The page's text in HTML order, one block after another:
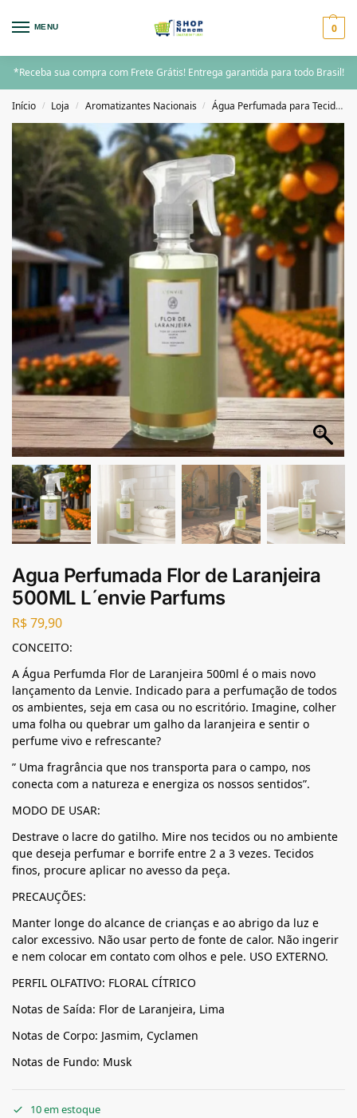
MENU 0
*Receba sua compra com Frete Grátis! Entrega garantida para todo Brasil!
Início / Loja / Aromatizantes Nacionais / Água Perfumada para Tecidos
Agua Perfumada Flor de Laranjeira
500ML L´envie Parfums
R$79,90
CONCEITO:
A Água Perfumda Flor de Laranjeira 500ml é o mais novo
lançamento da Lenvie. Indicado para a perfumação de todos
os ambientes, seja em casa ou no escritório. Imagine, colher
uma folha ou quebrar um galho da laranjeira e sentir o
perfume vivo e refrescante?
” Uma fragrância que nos transporta para o campo, nos
conecta com a natureza e energiza os nossos sentidos”.
MODO DE USAR:
Destrave o lacre do gatilho. Mire nos tecidos ou no ambiente
que deseja perfumar e borrife entre 2 a 3 vezes. Tecidos
finos, procure aplicar no avesso da peça.
PRECAUÇÕES:
Manter longe do alcance de crianças e ao abrigo da luz e
calor excessivo. Não usar perto de fonte de calor. Não ingerir
e nem colocar em contato com olhos e pele. USO EXTERNO.
PERFIL OLFATIVO: FLORAL CÍTRICO
Notas de Saída: Flor de Laranjeira, Lima
Notas de Corpo: Jasmim, Cyclamen
Notas de Fundo: Musk
10 em estoque